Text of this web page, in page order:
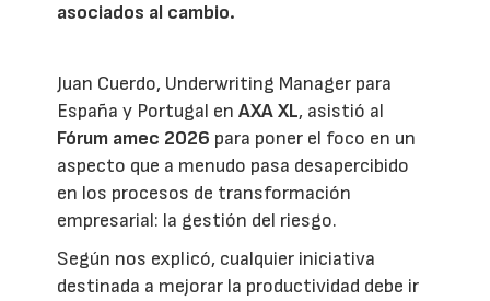
asociados al cambio.
Juan Cuerdo, Underwriting Manager para
España y Portugal enAXA XL, asistió al
Fórum amec 2026 para poner el foco en un
aspecto que a menudo pasa desapercibido
en los procesos de transformación
empresarial: la gestión del riesgo.
Según nos explicó, cualquier iniciativa
destinada a mejorar la productividad debe ir